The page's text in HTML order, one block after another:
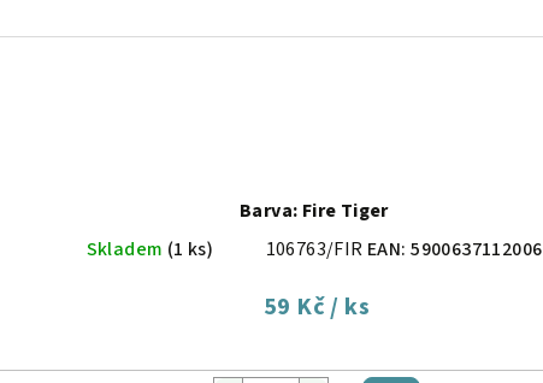
Barva: Fire Tiger
Skladem (1 ks) 106763/FIR EAN: 5900637112006
59 Kč/ ks